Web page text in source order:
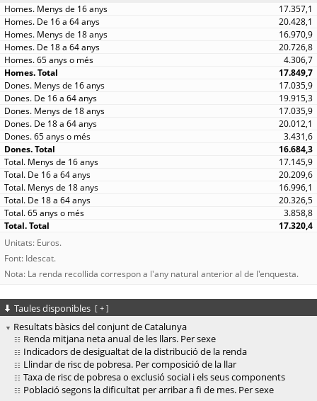
17.357,1
20.428,1
16.970,9
20.726,8
4.306,7
17.849,7
17.035,9
19.915,3
17.035,9
20.012,1
3.431,6
16.684,3
17.145,9
20.209,6
16.996,1
20.326,5
3.858,8
17.320,4
Unitats: Euros.
Font: Idescat.
Nota: La renda recollida correspon a l'any natural anterior al de l'enquesta.
Taules disponibles [ + ]
Resultats bàsics del conjunt de Catalunya
Renda mitjana neta anual de les llars. Per sexe
Indicadors de desigualtat de la distribució de la renda
Llindar de risc de pobresa. Per composició de la llar
Taxa de risc de pobresa o exclusió social i els seus components
Població segons la dificultat per arribar a fi de mes. Per sexe